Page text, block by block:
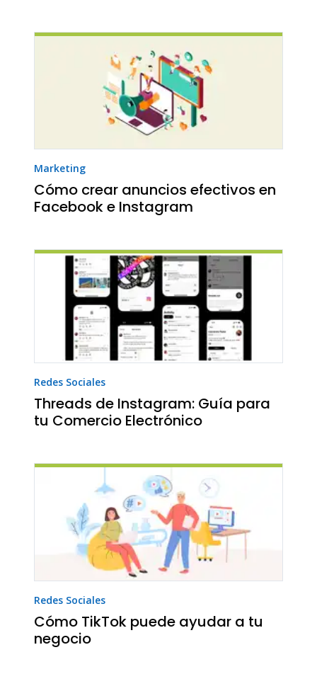
Marketing
Cómo crear anuncios efectivos en
Facebook e Instagram
Redes Sociales
Threads de Instagram: Guía para
tu Comercio Electrónico
Redes Sociales
Cómo TikTok puede ayudar a tu
negocio